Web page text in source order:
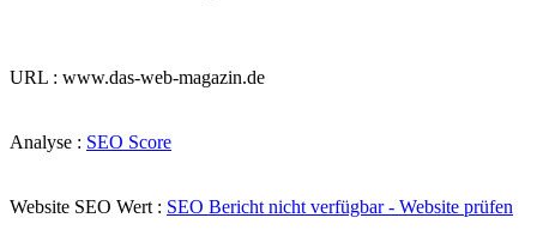
URL : www.das-web-magazin.de
Analyse : SEO Score
Website SEO Wert : SEO Bericht nicht verfügbar - Website prüfen